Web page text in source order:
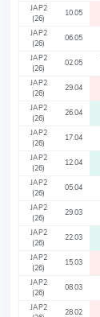
JAP2
(26)
10.05
JAP2
(26)
06.05
JAP2
(26)
02.05
JAP2
(26)
29.04
JAP2
(26)
26.04
JAP2
(26)
17.04
JAP2
(26)
12.04
JAP2
(26)
05.04
JAP2
(26)
29.03
JAP2
(26)
22.03
JAP2
(26)
15.03
JAP2
(26)
08.03
JAP2
28.02